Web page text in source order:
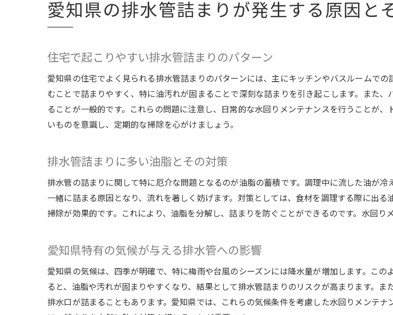
効果的な水回りメンテナンスの基本知
水漏れや詰まりを防ぐための日常
愛知県の住宅に合った水回りメン
排水管に負担をかけない掃除のコ
環境に優しい排水管クリーニングの
プロの高圧洗浄で水回りトラブルを根本
高圧洗浄のメリットと効果
プロに依頼する際の確認ポイント
愛知県の排水管詰まりが発生する原因と
住宅で起こりやすい排水管詰まりのパターン
愛知県の住宅でよく見られる排水管詰まりのパターンには、主にキッチンやバスルームで
むことで詰まりやすく、特に油汚れが固まることで深刻な詰まりを引き起こします。また
ることが一般的です。これらの問題に注意し、日常的な水回りメンテナンスを行うことが
いものを意識し、定期的な掃除を心がけましょう。
排水管詰まりに多い油脂とその対策
排水管の詰まりに関して特に厄介な問題となるのが油脂の蓄積です。調理中に流した油が
一緒に詰まる原因となり、流れを著しく妨げます。対策としては、食材を調理する際に出
掃除が効果的です。これにより、油脂を分解し、詰まりを防ぐことができるのです。水回り
愛知県特有の気候が与える排水管への影響
愛知県の気候は、四季が明確で、特に梅雨や台風のシーズンには降水量が増加します。こ
ると、油脂や汚れが固まりやすくなり、結果として排水管詰まりのリスクが高まります。
排水口が詰まることもあります。愛知県では、これらの気候条件を考慮した水回りメンテ